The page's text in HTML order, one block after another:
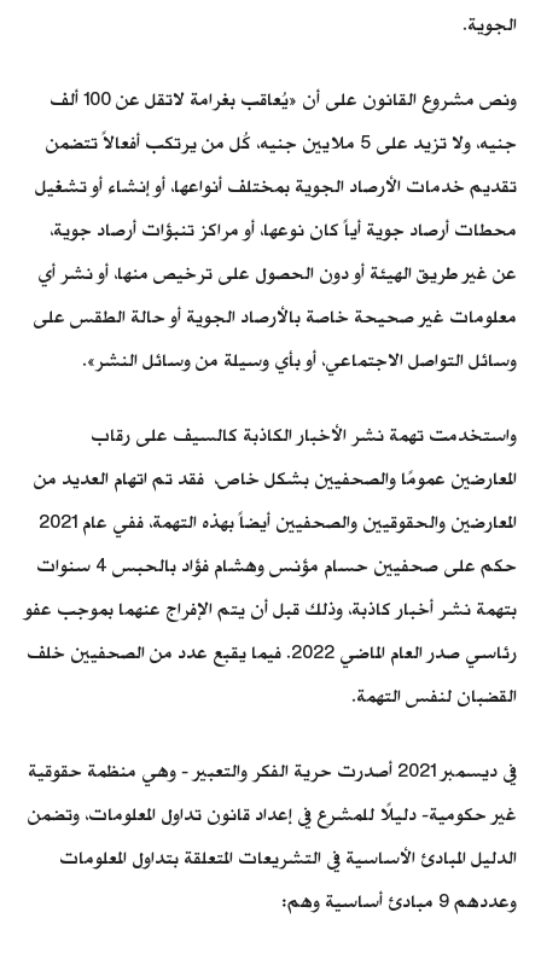
الجوية.
ونص مشروع القانون على أن «يُعاقب بغرامة لاتقل عن 100 ألف
جنيه، ولا تزيد على 5 ملايين جنيه، كُل من يرتكب أفعالاً تتضمن
تقديم خدمات الأرصاد الجوية بمختلف أنواعها، أو إنشاء أو تشغيل
محطات أرصاد جوية أياً كان نوعها، أو مراكز تنبؤات أرصاد جوية،
عن غير طريق الهيئة أو دون الحصول على ترخيص منها، أو نشر أي
معلومات غير صحيحة خاصة بالأرصاد الجوية أو حالة الطقس على
وسائل التواصل الاجتماعي، أو بأي وسيلة من وسائل النشر».
واستخدمت تهمة نشر الأخبار الكاذبة كالسيف على رقاب
المعارضين عمومًا والصحفيين بشكل خاص، فقد تم اتهام العديد من
المعارضين والحقوقيين والصحفيين أيضاً بهذه التهمة، ففي عام 2021
حكم على صحفيين حسام مؤنس وهشام فؤاد بالحبس 4 سنوات
بتهمة نشر أخبار كاذبة، وذلك قبل أن يتم الإفراج عنهما بموجب عفو
رئاسي صدر العام الماضي 2022. فيما يقبع عدد من الصحفيين خلف
القضبان لنفس التهمة.
في ديسمبر 2021 أصدرت حرية الفكر والتعبير - وهي منظمة حقوقية
غير حكومية- دليلًا للمشرع في إعداد قانون تداول المعلومات، وتضمن
الدليل المبادئ الأساسية في التشريعات المتعلقة بتداول المعلومات
وعددهم 9 مبادئ أساسية وهم: